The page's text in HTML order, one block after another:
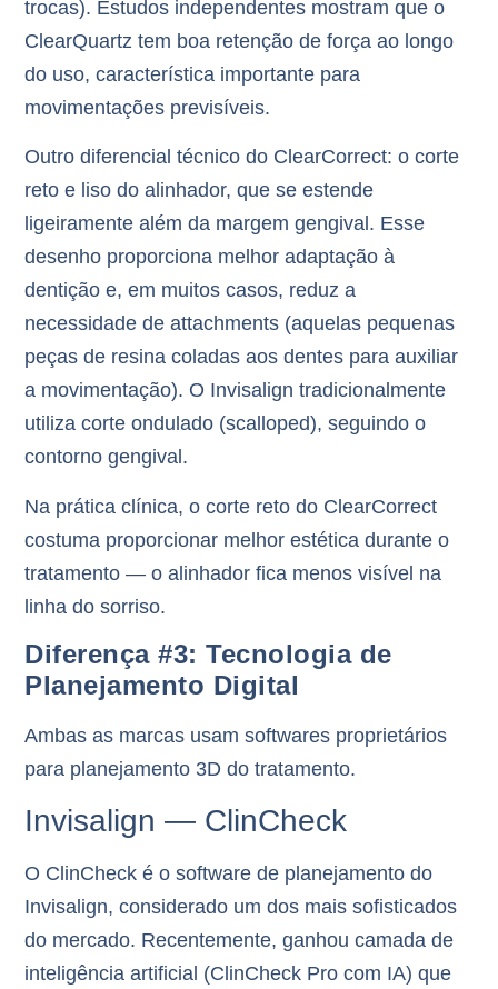
trocas). Estudos independentes mostram que o
ClearQuartz tem boa retenção de força ao longo
do uso, característica importante para
movimentações previsíveis.
Outro diferencial técnico do ClearCorrect: ocorte
reto e liso do alinhador, que se estende
ligeiramente além da margem gengival. Esse
desenho proporciona melhor adaptação à
dentição e, em muitos casos, reduz a
necessidade de attachments (aquelas pequenas
peças de resina coladas aos dentes para auxiliar
a movimentação). O Invisalign tradicionalmente
utiliza corte ondulado (scalloped), seguindo o
contorno gengival.
Na prática clínica, o corte reto do ClearCorrect
costuma proporcionar melhor estética durante o
tratamento — o alinhador fica menos visível na
linha do sorriso.
Diferença #3: Tecnologia de
Planejamento Digital
Ambas as marcas usam softwares proprietários
para planejamento 3D do tratamento.
Invisalign — ClinCheck
O ClinCheck é o software de planejamento do
Invisalign, considerado um dos mais sofisticados
do mercado. Recentemente, ganhou camada de
inteligência artificial (ClinCheck Pro com IA) que